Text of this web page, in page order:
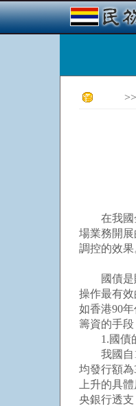
在我國金
場業務開
調控的效果
一、國
國債是財
操作最有
如香港90
籌資的手
1.國債的
我國自
均發行額為
上升的具
央銀行透